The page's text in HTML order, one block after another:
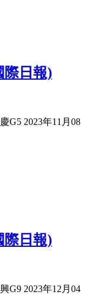
際日報)
G5 2023年11月08
際日報)
G9 2023年12月04